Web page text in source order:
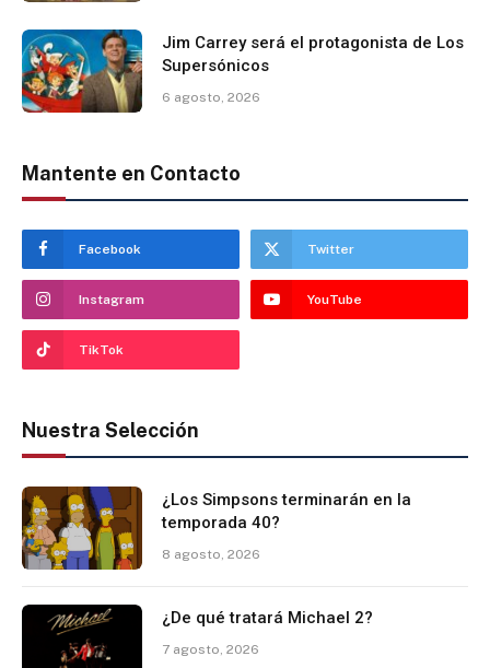
Jim Carrey será el protagonista de Los
Supersónicos
6 agosto, 2026
Mantente en Contacto
Facebook Twitter
Instagram YouTube
TikTok
Nuestra Selección
¿Los Simpsons terminarán en la
temporada 40?
8 agosto, 2026
¿De qué tratará Michael 2?
7 agosto, 2026